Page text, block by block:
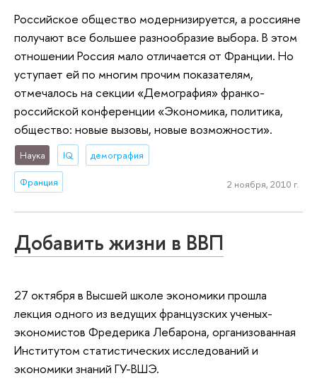
Российское общество модернизируется, а россияне
получают все большее разнообразие выбора. В этом
отношении Россия мало отличается от Франции. Но
уступает ей по многим прочим показателям,
отмечалось на секции «Демография» франко-
российской конференции «Экономика, политика,
общество: новые вызовы, новые возможности».
Наука IQ демография
Франция 2 ноября, 2010 г.
Добавить жизни в ВВП
27 октября в Высшей школе экономики прошла
лекция одного из ведущих французских ученых-
экономистов Фредерика Лебарона, организованная
Институтом статистических исследований и
экономики знаний ГУ-ВШЭ.